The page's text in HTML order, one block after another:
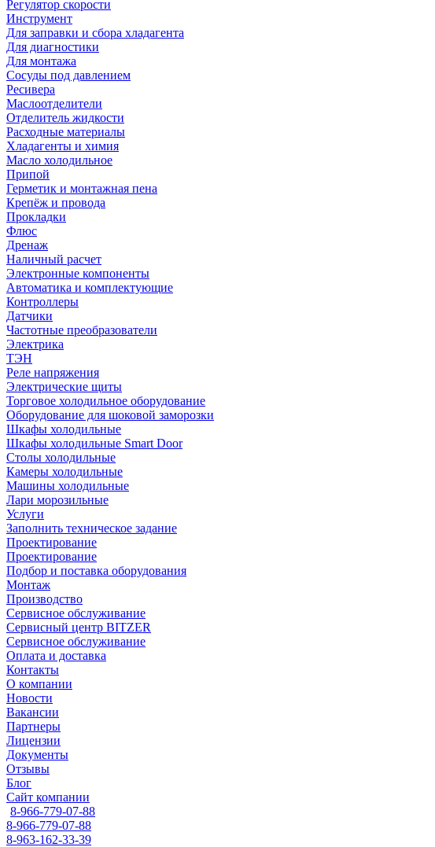
Регулятор скорости
Инструмент
Для заправки и сбора хладагента
Для диагностики
Для монтажа
Сосуды под давлением
Ресивера
Маслоотделители
Отделитель жидкости
Расходные материалы
Хладагенты и химия
Масло холодильное
Припой
Герметик и монтажная пена
Крепёж и провода
Прокладки
Флюс
Дренаж
Наличный расчет
Электронные компоненты
Автоматика и комплектующие
Контроллеры
Датчики
Частотные преобразователи
Электрика
ТЭН
Реле напряжения
Электрические щиты
Торговое холодильное оборудование
Оборудование для шоковой заморозки
Шкафы холодильные
Шкафы холодильные Smart Door
Столы холодильные
Камеры холодильные
Машины холодильные
Лари морозильные
Услуги
Заполнить техническое задание
Проектирование
Проектирование
Подбор и поставка оборудования
Монтаж
Производство
Сервисное обслуживание
Сервисный центр BITZER
Сервисное обслуживание
Оплата и доставка
Контакты
О компании
Новости
Вакансии
Партнеры
Лицензии
Документы
Отзывы
Блог
Сайт компании
8-966-779-07-88
8-966-779-07-88
8-963-162-33-39